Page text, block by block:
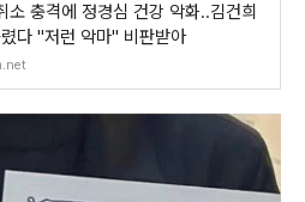
소 충격에 정경심 건강 악화..김건희
다 "저런 악마" 비판받아